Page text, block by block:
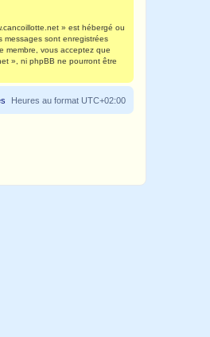
» est hébergé ou
messages sont enregistrées
membre, vous acceptez que
», ni phpBB ne pourront être
Heures au format UTC+02:00